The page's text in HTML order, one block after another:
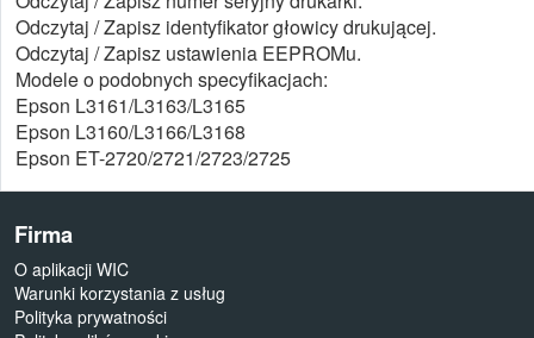
Odczytaj / Zapisz identyfikator głowicy drukującej.
Odczytaj / Zapisz ustawienia EEPROMu.
Modele o podobnych specyfikacjach:
Epson L3161/L3163/L3165
Epson L3160/L3166/L3168
Epson ET-2720/2721/2723/2725
Firma
O aplikacji WIC
Warunki korzystania z usług
Polityka prywatności